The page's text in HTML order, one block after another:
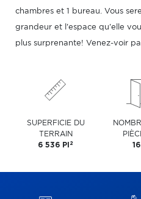
chambres et 1 bureau. Vous
grandeur et l'espace qu'elle
plus surprenante! Venez-voir
SUPERFICIE DU
TERRAIN
6 536 PI 2
16